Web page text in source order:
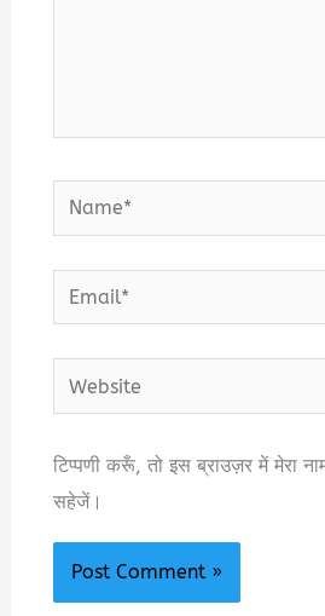
Name*
Email*
Website
टिप्पणी करूँ, तो इस ब्राउज़र में मेरा
सहेजें।